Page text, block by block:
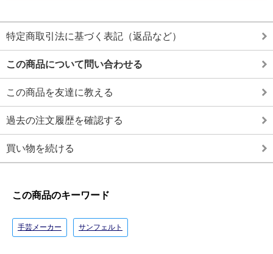
特定商取引法に基づく表記（返品など）
この商品について問い合わせる
この商品を友達に教える
過去の注文履歴を確認する
買い物を続ける
この商品のキーワード
手芸メーカー サンフェルト